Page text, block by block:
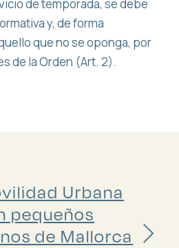
de temporada, se debe
y, de forma
que no se oponga, por
de la Orden (Art. 2).
Urbana
pequeños
de Mallorca